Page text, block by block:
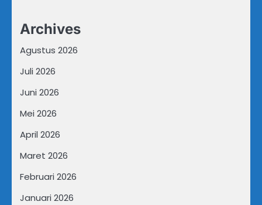
Archives
Agustus 2026
Juli 2026
Juni 2026
Mei 2026
April 2026
Maret 2026
Februari 2026
Januari 2026